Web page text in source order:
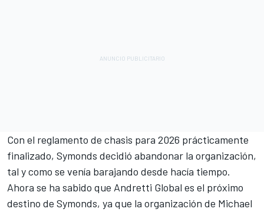
Con el reglamento de chasis para 2026 prácticamente
finalizado, Symonds decidió abandonar la organización,
tal y como se venía barajando desde hacía tiempo.
Ahora se ha sabido que Andretti Global es el próximo
destino de Symonds, ya que la organización de Michael